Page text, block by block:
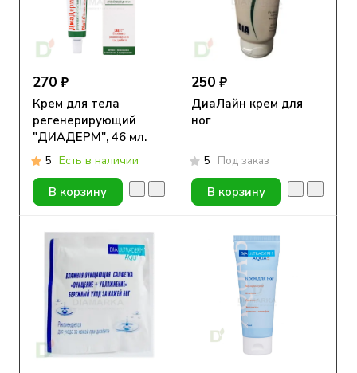
270 ₽
Крем для тела
регенерирующий
"ДИАДЕРМ", 46 мл.
5 Есть в наличии
В корзину
250 ₽
ДиаЛайн крем для
ног
5 Под заказ
В корзину